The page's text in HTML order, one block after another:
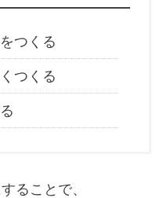
つくる
つくる
ることで、